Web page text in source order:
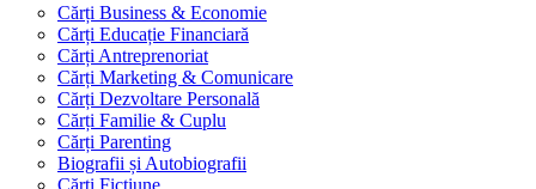
Cărți Business & Economie
Cărți Educație Financiară
Cărți Antreprenoriat
Cărți Marketing & Comunicare
Cărți Dezvoltare Personală
Cărți Familie & Cuplu
Cărți Parenting
Biografii și Autobiografii
Cărți Ficțiune